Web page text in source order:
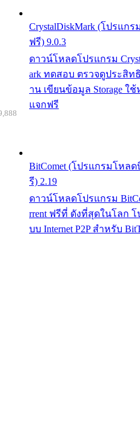
CrystalDiskMark (โปรแกร
ฟรี) 9.0.3
ดาวน์โหลดโปรแกรม
ark ทดสอบ ตรวจดูประสิท
าน เขียนข้อมูล Storage ใช้
แจกฟรี
BitComet (โปรแกรมโหล
รี) 2.19
ดาวน์โหลดโปรแกรม
rrent ฟรีที่ ดังที่สุดในโลก
บบ Internet P2P สำหรับ